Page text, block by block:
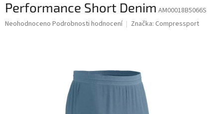
Performance Short Denim AM00018B5066S
Průměrné
Neohodnoceno Podrobnosti hodnocení Značka: Compressport